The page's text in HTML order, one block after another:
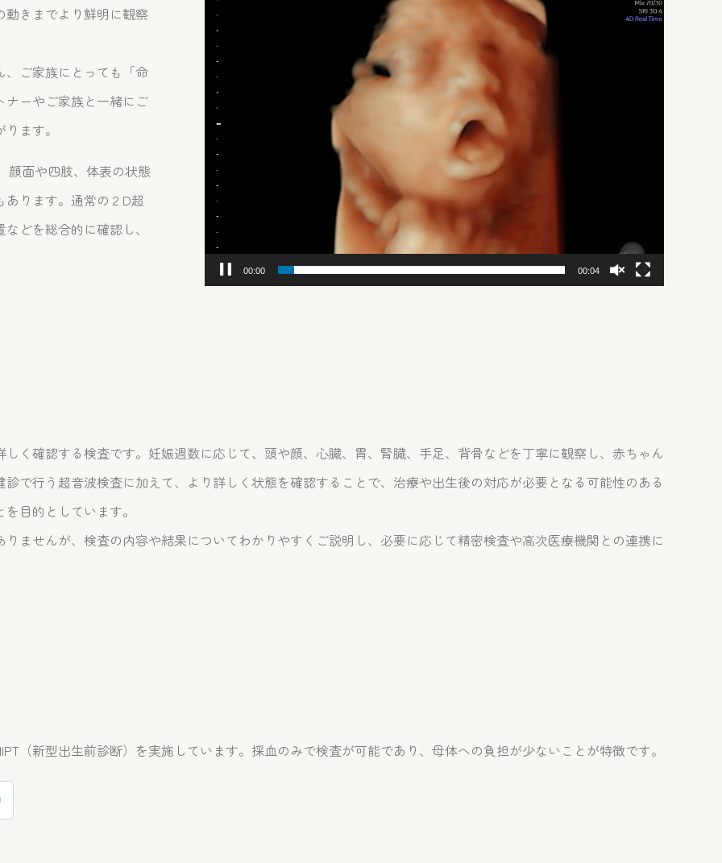
きまでより鮮明に観察
ご家族にとっても「命
ーやご家族と一緒にご
ます。
顔面や四肢、体表の状態
ります。通常の２D超
どを総合的に確認し、
ー
ヤ
ー
00:01 00:04
く確認する検査です。妊娠週数に応じて、頭や顔、心臓、胃、腎臓、手足、背骨などを丁寧に観察し、赤ちゃん
で行う超音波検査に加えて、より詳しく状態を確認することで、治療や出生後の対応が必要となる可能性のある
目的としています。
ませんが、検査の内容や結果についてわかりやすくご説明し、必要に応じて精密検査や高次医療機関との連携に
（新型出生前診断）を実施しています。採血のみで検査が可能であり、母体への負担が少ないことが特徴です。